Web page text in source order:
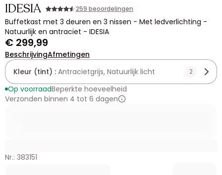
IDESIA 259 beoordelingen
Buffetkast met 3 deuren en 3 nissen - Met ledverlichting -
Natuurlijk en antraciet - IDESIA
€ 299,99
BeschrijvingAfmetingen
Kleur (tint) : Antracietgrijs, Natuurlijk licht 2
Op voorraadBeperkte hoeveelheid
Verzonden binnen 4 tot 6 dagen
Nr.: 383151